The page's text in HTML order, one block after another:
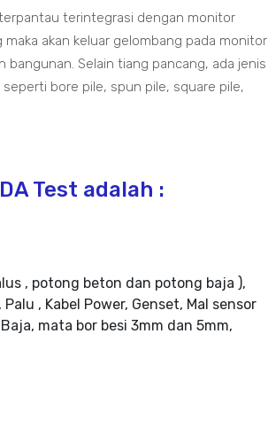
terintegrasi dengan monitor
akan keluar gelombang pada monitor
Selain tiang pancang, ada jenis
bore pile, spun pile, square pile,
Test adalah :
, potong beton dan potong baja ),
, Kabel Power, Genset, Mal sensor
mata bor besi 3mm dan 5mm,